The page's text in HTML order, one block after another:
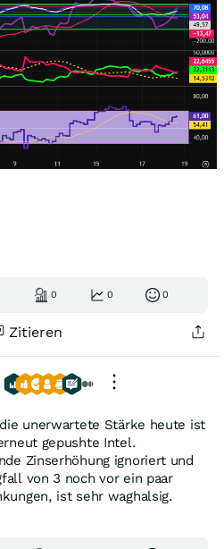
0 0 0
Zitieren
unerwartete Stärke heute ist
gepushte Intel.
Zinserhöhung ignoriert und
von 3 noch vor ein paar
ist sehr waghalsig.